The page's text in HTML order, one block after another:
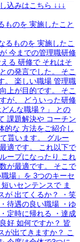
ものを 実施したこと